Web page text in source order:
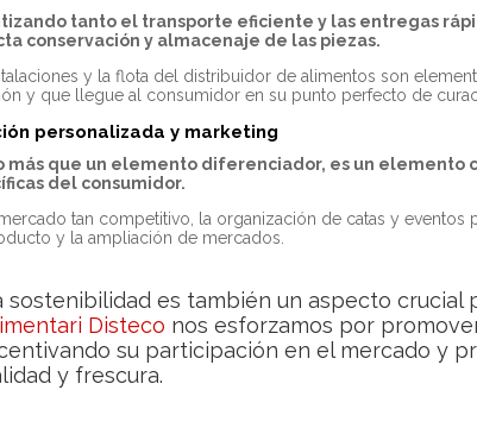
tanto el transporte eficiente y las entregas
conservación y almacenaje de las piezas.
y la flota del distribuidor de alimentos son
y que llegue al consumidor en su punto perfecto de
personalizada y marketing
más que un elemento diferenciador, es un elemento
del consumidor.
tan competitivo, la organización de catas y
y la ampliación de mercados.
sostenibilidad es también un aspecto
Disteco nos esforzamos por
su participación en el mercado y
y frescura.